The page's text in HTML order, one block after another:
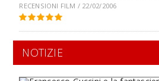
RECENSIONI FILM / 22/02/2006
NOTIZIE